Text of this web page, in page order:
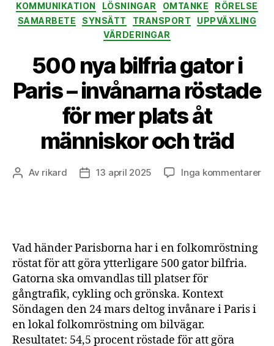
KOMMUNIKATION
LÖSNINGAR OMTANKE
RÖRELSE
SAMARBETE
SYNSÄTT TRANSPORT
UPPVÄXLING
VÄRDERINGAR
500 nya bilfria gator i
Paris – invånarna röstade
för mer plats åt
människor och träd
Inläggsförfattare
Av rikard Inläggsdatum
13 april 2025 Inga kommentarertill
Vad händer Parisborna har i en folkomröstning
röstat för att göra ytterligare 500 gator bilfria.
Gatorna ska omvandlas till platser för
gångtrafik, cykling och grönska. Kontext
Söndagen den 24 mars deltog invånare i Paris i
en lokal folkomröstning om bilvägar.
Resultatet: 54,5 procent röstade för att göra